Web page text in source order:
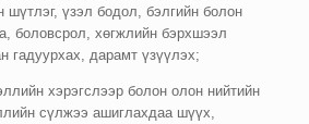
үзэл бодол, бэлгийн болон
боловсрол, хөгжлийн бэрхшээл
гадуурхах, дарамт үзүүлэх;
хэрэгслээр болон олон нийтийн
сүлжээ ашиглахдаа шүүх,